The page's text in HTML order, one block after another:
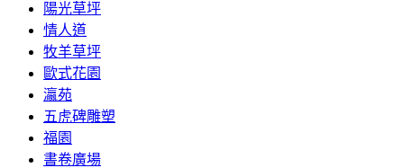
陽光草坪
情人道
牧羊草坪
歐式花園
瀛苑
五虎碑雕塑
福園
書卷廣場